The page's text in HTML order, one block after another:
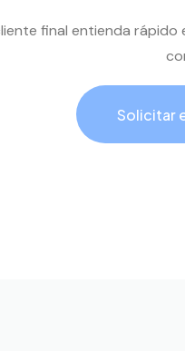
final entienda
Solicitar